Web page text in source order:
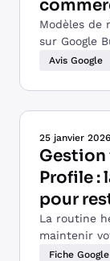
Modèles de
sur Google
Avis Google
25 janvier 2026
Gestion
Profile :
pour
La routine
maintenir
Gestion
Fiche